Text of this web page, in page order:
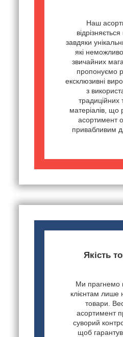
Наш
завдяки
які
звичайних
пропонуємо
ексклюзивні
з
традиційних
матеріалів, що
асортимент
привабливим
Якість
Ми прагнемо
клієнтам лише
товари.
асортимент
суворий
щоб